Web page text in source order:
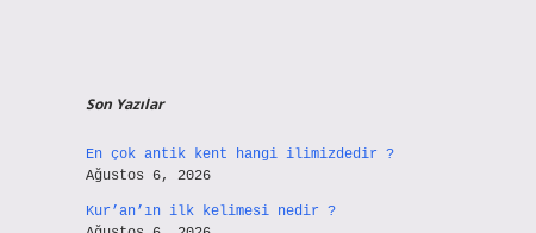
Son Yazılar
En çok antik kent hangi ilimizdedir ?
Ağustos 6, 2026
Kur’an’ın ilk kelimesi nedir ?